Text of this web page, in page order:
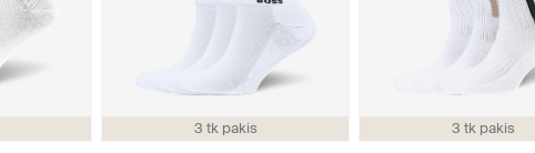
3 tk pakis 3 tk pakis